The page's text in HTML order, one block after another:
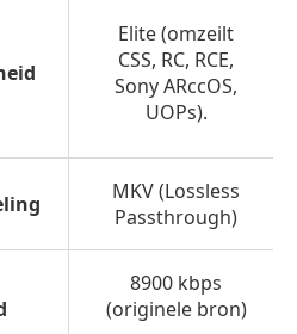
Elite (omzeilt
CSS, RC, RCE,
Sony ARccOS,
UOPs).
MKV (Lossless
Passthrough)
8900 kbps
(originele bron)